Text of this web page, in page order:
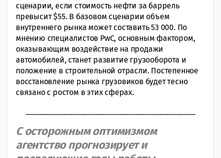
сценарии, если стоимость нефти за баррель
превысит $55. В базовом сценарии объем
внутреннего рынка может составить 53 000. По
мнению специалистов PwC, основным фактором,
оказывающим воздействие на продажи
автомобилей, станет развитие грузооборота и
положение в строительной отрасли. Постепенное
восстановление рынка грузовиков будет тесно
связано с ростом в этих сферах.
С осторожным оптимизмом
агентство прогнозирует и